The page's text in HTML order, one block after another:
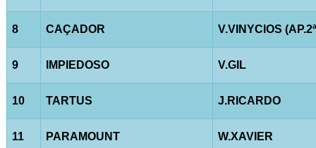
8 CAÇADOR V.VINYCIOS
9 IMPIEDOSO V.GIL
10 TARTUS J.RICARDO
11 PARAMOUNT W.XAVIER